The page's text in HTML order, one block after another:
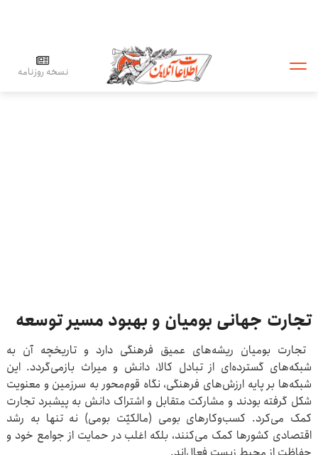
نسخه روزنامه
تجارت جهانی بومیان و بهبود مسیر توسعه
تجارت بومیان ریشه‌های عمیق فرهنگی دارد و تاریخچه آن به
شبکه‌های گسترده‌ای از تبادل کالا، دانش و میراث بازمی‌گردد. این
شبکه‌ها بر پایه ارزش‌های فرهنگی، نگاه قوم‌محور به سرزمین و معنویت
شکل گرفته بودند و مشارکت متقابل و اشتراک دانش به پیشبرد تجارت
کمک می‌کرد. کسب‌وکارهای بومی (مالکیّت بومی) نه تنها به رشد
اقتصادی کشورها کمک می‌کنند، بلکه اغلب در حمایت از جوامع خود و